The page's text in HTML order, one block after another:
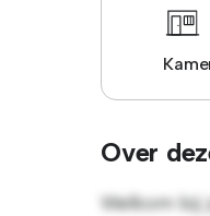
Over
Welkom bij